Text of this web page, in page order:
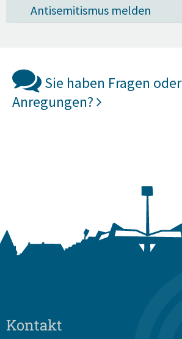
Antisemitismus melden
Sie haben Fragen oder
Anregungen?
Kontakt